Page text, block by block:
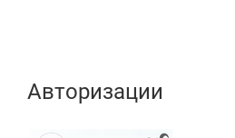
Авторизации